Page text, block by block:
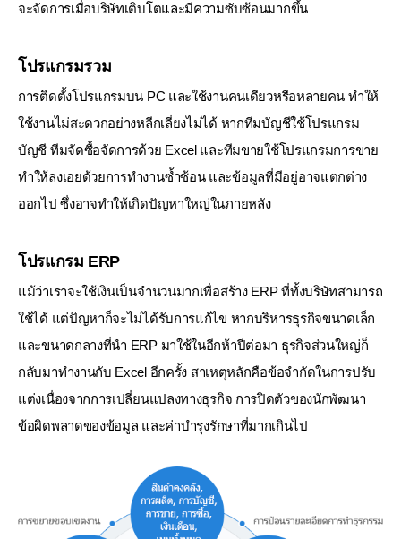
จะจัดการเมื่อบริษัทเติบโตและมีความซับซ้อนมากขึ้น
โปรแกรมรวม
การติดตั้งโปรแกรมบน PC และใช้งานคนเดียวหรือหลายคน ทำให้
ใช้งานไม่สะดวกอย่างหลีกเลี่ยงไม่ได้ หากทีมบัญชีใช้โปรแกรม
บัญชี ทีมจัดซื้อจัดการด้วย Excel และทีมขายใช้โปรแกรมการขาย
ทำให้ลงเอยด้วยการทำงานซ้ำซ้อน และข้อมูลที่มีอยู่อาจแตกต่าง
ออกไป ซึ่งอาจทำให้เกิดปัญหาใหญ่ในภายหลัง
โปรแกรม ERP
แม้ว่าเราจะใช้เงินเป็นจำนวนมากเพื่อสร้าง ERP ที่ทั้งบริษัทสามารถ
ใช้ได้ แต่ปัญหาก็จะไม่ได้รับการแก้ไข หากบริหารธุรกิจขนาดเล็ก
และขนาดกลางที่นำ ERP มาใช้ในอีกห้าปีต่อมา ธุรกิจส่วนใหญ่ก็
กลับมาทำงานกับ Excel อีกครั้ง สาเหตุหลักคือข้อจำกัดในการปรับ
แต่งเนื่องจากการเปลี่ยนแปลงทางธุรกิจ การปิดตัวของนักพัฒนา
ข้อผิดพลาดของข้อมูล และค่าบำรุงรักษาที่มากเกินไป